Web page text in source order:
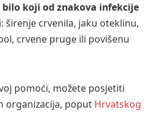
koji od znakova infekcije
širenje crvenila, jaku oteklinu,
crvene pruge ili povišenu
pomoći, možete posjetiti
organizacija, poput Hrvatskog